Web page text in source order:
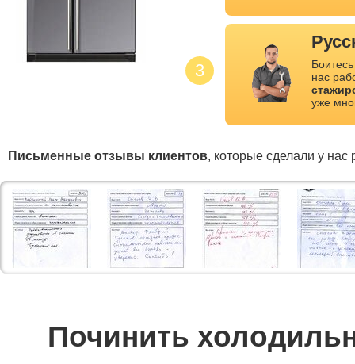
3
нас
уже
Письменные отзывы клиентов, которые сделали у нас
Починить